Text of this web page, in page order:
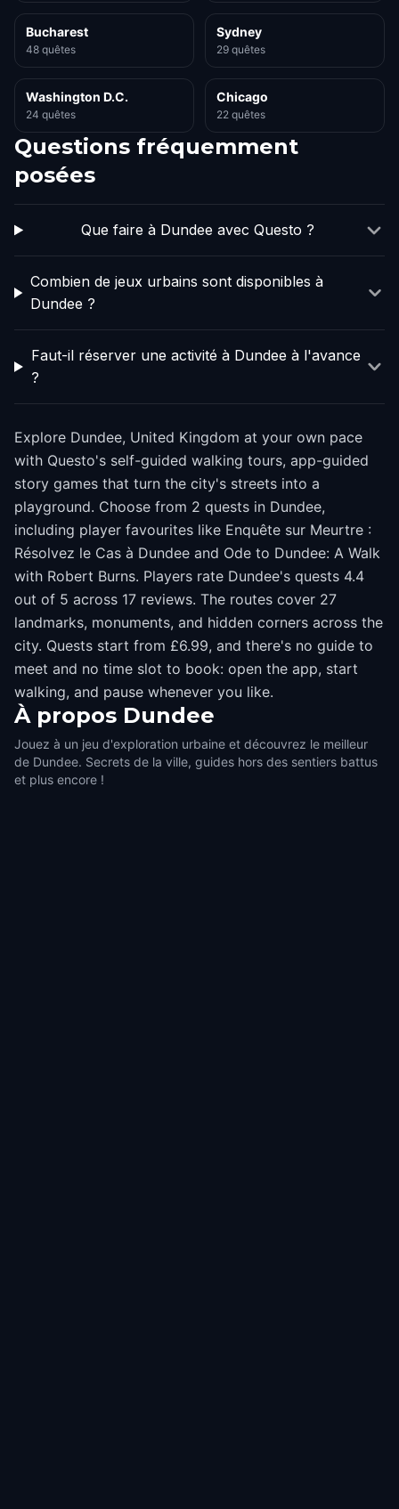
Bucharest
48 quêtes
Sydney
29 quêtes
Washington D.C.
24 quêtes
Chicago
22 quêtes
Questions fréquemment
posées
Que faire à Dundee avec Questo ?
Combien de jeux urbains sont disponibles à
Dundee ?
Faut-il réserver une activité à Dundee à l'avance
?
Explore Dundee, United Kingdom at your own pace
with Questo's self-guided walking tours, app-guided
story games that turn the city's streets into a
playground. Choose from 2 quests in Dundee,
including player favourites like Enquête sur Meurtre :
Résolvez le Cas à Dundee and Ode to Dundee: A Walk
with Robert Burns. Players rate Dundee's quests 4.4
out of 5 across 17 reviews. The routes cover 27
landmarks, monuments, and hidden corners across the
city. Quests start from £6.99, and there's no guide to
meet and no time slot to book: open the app, start
walking, and pause whenever you like.
À propos Dundee
Jouez à un jeu d'exploration urbaine et découvrez le meilleur
de Dundee. Secrets de la ville, guides hors des sentiers battus
et plus encore !